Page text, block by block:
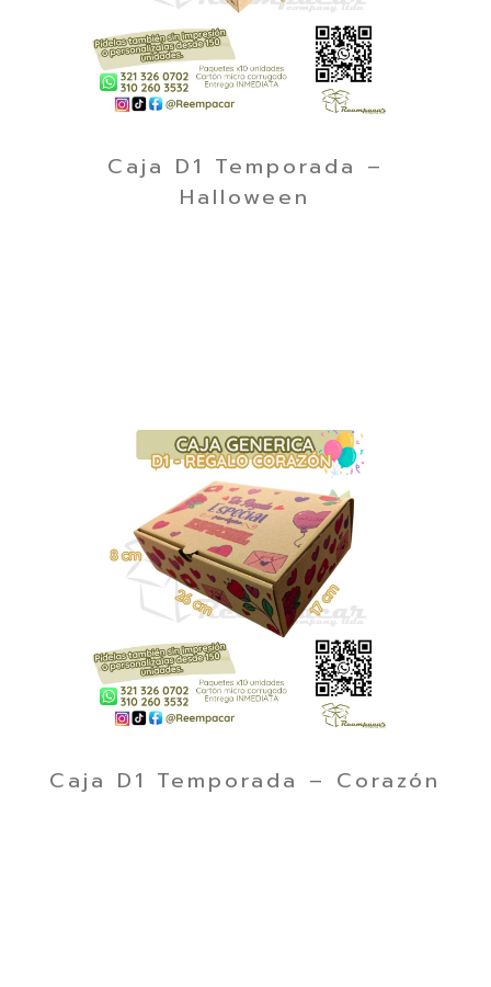
Caja D1 Temporada –
Halloween
Caja D1 Temporada – Corazón